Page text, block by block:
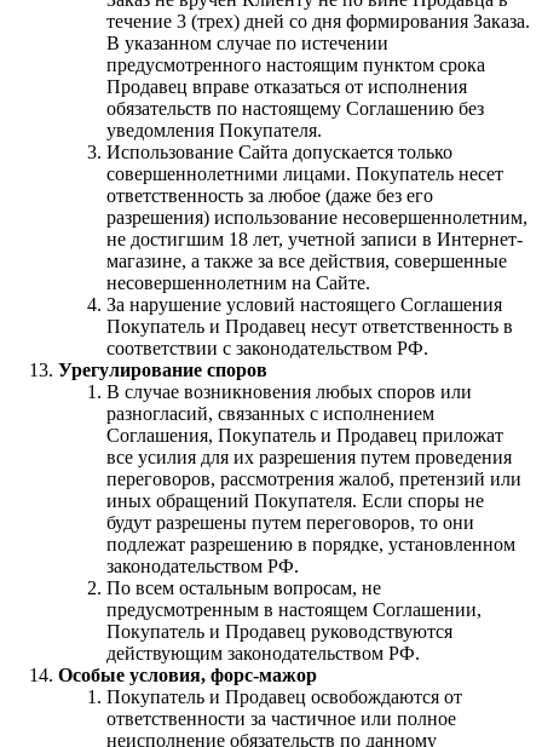
течение 3 (трех) дней со дня формирования Заказа.
В указанном случае по истечении
предусмотренного настоящим пунктом срока
Продавец вправе отказаться от исполнения
обязательств по настоящему Соглашению без
уведомления Покупателя.
Использование Сайта допускается только
совершеннолетними лицами. Покупатель несет
ответственность за любое (даже без его
разрешения) использование несовершеннолетним,
не достигшим 18 лет, учетной записи в Интернет-
магазине, а также за все действия, совершенные
несовершеннолетним на Сайте.
За нарушение условий настоящего Соглашения
Покупатель и Продавец несут ответственность в
соответствии с законодательством РФ.
Урегулирование споров
В случае возникновения любых споров или
разногласий, связанных с исполнением
Соглашения, Покупатель и Продавец приложат
все усилия для их разрешения путем проведения
переговоров, рассмотрения жалоб, претензий или
иных обращений Покупателя. Если споры не
будут разрешены путем переговоров, то они
подлежат разрешению в порядке, установленном
законодательством РФ.
По всем остальным вопросам, не
предусмотренным в настоящем Соглашении,
Покупатель и Продавец руководствуются
действующим законодательством РФ.
Особые условия, форс-мажор
Покупатель и Продавец освобождаются от
ответственности за частичное или полное
неисполнение обязательств по данному